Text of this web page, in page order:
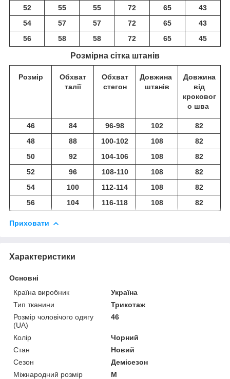
52 55 55 72 65
43
54
57 57 72 65
43
56
58 58 72 65 45
Розмірна сітка штанів
Розмір
Обхват
талії
Обхват
стегон
Довжина
штанів
Довжина
від
кроковог
о шва
46 84 96-98 102
82
48
88 100-102 108
82
50
92 104-106 108
82
52
96 108-110 108
82
54
100 112-114 108
82
56
104 116-118 108 82
Приховати
Характеристики
Основні
Країна виробник
Україна
Тип тканини
Трикотаж
Розмір чоловічого одягу
(UA)
46
Колір
Чорний
Стан
Новий
Сезон
Демісезон
Міжнародний розмір
M